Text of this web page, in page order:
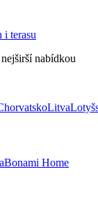
i terasu
nabídkou
Litva
Bonami Home